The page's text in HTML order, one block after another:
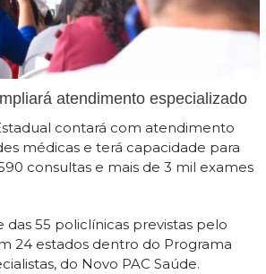
atendimento especializado
contará com atendimento
médicas e terá capacidade para
consultas e mais de 3 mil exames
das 55 policlínicas previstas pelo
24 estados dentro do Programa
do Novo PAC Saúde.